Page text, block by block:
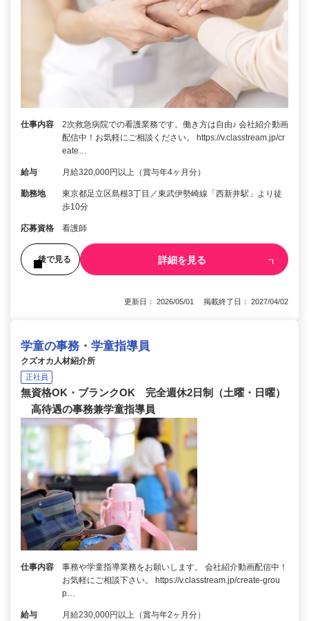
仕事内容
2次救急病院での看護業務です。働き方は自由♪ 会社紹介動画
配信中！お気軽にご相談ください。 https://v.classtream.jp/cr
eate…
給与 月給320,000円以上（賞与年4ヶ月分）
勤務地
東京都足立区島根3丁目／東武伊勢崎線「西新井駅」より徒
歩10分
応募資格 看護師
後で見る 詳細を見る
更新日： 2026/05/01 掲載終了日： 2027/04/02
学童の事務・学童指導員
クズオカ人材紹介所
正社員
無資格OK・ブランクOK 完全週休2日制（土曜・日曜）
高待遇の事務兼学童指導員
仕事内容
事務や学童指導業務をお願いします。 会社紹介動画配信中！
お気軽にご相談下さい。 https://v.classtream.jp/create-grou
p…
給与 月給230,000円以上（賞与年2ヶ月分）